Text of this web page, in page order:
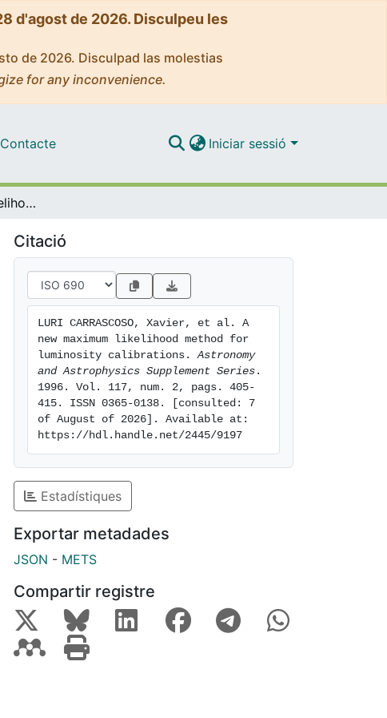
d'agost de 2026. Disculpeu les
de 2026. Disculpad las molestias
for any inconvenience.
Contacte Iniciar sessió
A new maximum likelihood method for luminosity calibrations
Citació
LURI CARRASCOSO, Xavier, et al. A
new maximum likelihood method for
luminosity calibrations. Astronomy
and Astrophysics Supplement Series .
1996. Vol. 117, num. 2, pags. 405-
415. ISSN 0365-0138. [consulted: 7
of August of 2026]. Available at:
https://hdl.handle.net/2445/9197
Estadístiques
Exportar metadades
JSON - METS
Compartir registre